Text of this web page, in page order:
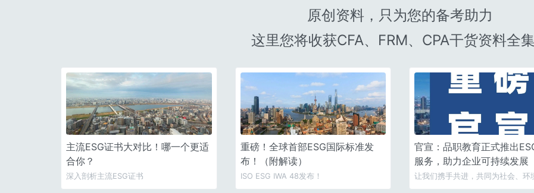
原创资料，只为您的备考助力
这里您将收获CFA、FRM、CPA干货资料全集
主流ESG证书大对比！哪一个更适
合你？
深入剖析主流ESG证书
重磅！全球首部ESG国际标准发
布！（附解读）
ISO ESG IWA 48发布！
官宣：品职教育正式推出
服务，助力企业可持续发展
让我们携手共进，共同为社会、环
业的长远发展贡献力量！